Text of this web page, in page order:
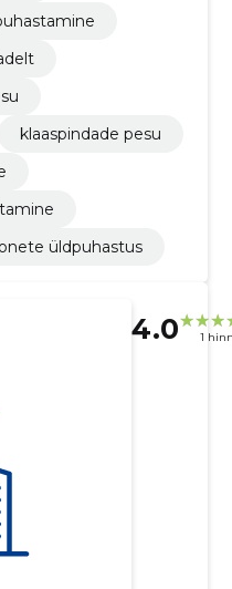
klaaspindade pesu
üldpuhastus
4.0 1